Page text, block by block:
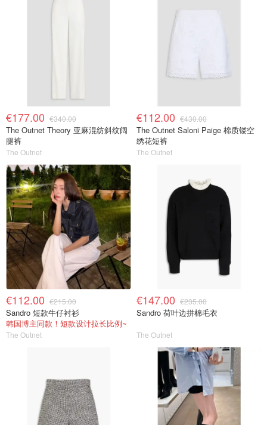
€177.00 €340.00
The Outnet Theory 亚麻混纺斜纹阔
腿裤
The Outnet
€112.00 €430.00
The Outnet Saloni Paige 棉质镂空
绣花短裤
The Outnet
€112.00 €215.00
Sandro 短款牛仔衬衫
韩国博主同款！短款设计拉长比例~
The Outnet
€147.00 €235.00
Sandro 荷叶边拼棉毛衣
The Outnet